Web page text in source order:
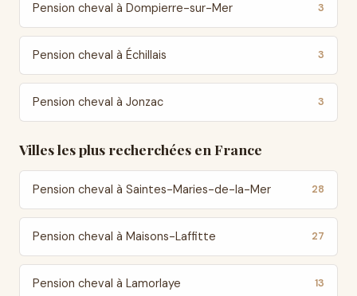
Pension cheval à Dompierre-sur-Mer 3
Pension cheval à Échillais 3
Pension cheval à Jonzac 3
Villes les plus recherchées en France
Pension cheval à Saintes-Maries-de-la-Mer 28
Pension cheval à Maisons-Laffitte 27
Pension cheval à Lamorlaye 13